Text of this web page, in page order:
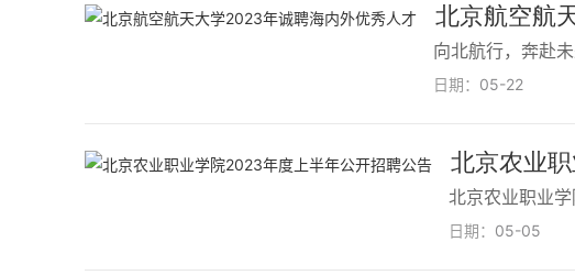
北京航空航
向北航行，奔赴
日期： 05-22
北京农业
北京农业职业
日期： 05-05